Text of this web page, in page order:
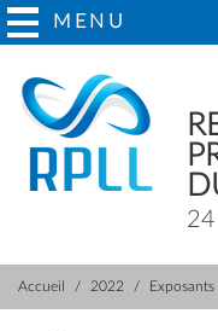
MENU
Accueil 2022 Exposants